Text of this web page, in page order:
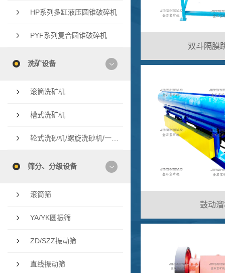
HP系列多缸液压圆锥破碎机
PYF系列复合圆锥破碎机
洗矿设备
滚筒洗矿机
槽式洗矿机
筛分、分级设备
滚筒筛
YA/YK圆振筛
ZD/SZZ振动筛
直线振动筛
双斗隔膜
鼓动